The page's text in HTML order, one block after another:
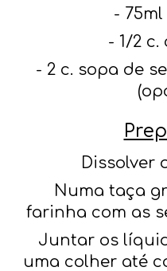
-
- 1/2
- 2 c. sopa de
Dissolver
Numa taça
farinha com as
Juntar os
uma colher até